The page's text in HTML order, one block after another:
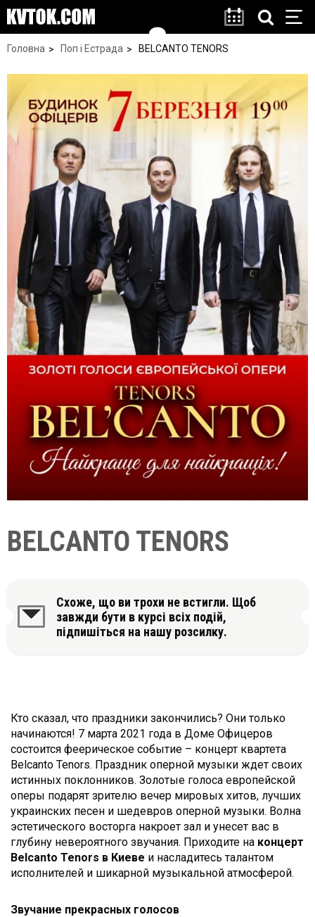
Головна Поп і Естрада BELCANTO TENORS
BELCANTO TENORS
Схоже, що ви трохи не встигли. Щоб
завжди бути в курсі всіх подій,
підпишіться на нашу розсилку.
Кто сказал, что праздники закончились? Они только
начинаются! 7 марта 2021 года в Доме Офицеров
состоится феерическое событие – концерт квартета
Belcanto Tenors. Праздник оперной музыки ждет своих
истинных поклонников. Золотые голоса европейской
оперы подарят зрителю вечер мировых хитов, лучших
украинских песен и шедевров оперной музыки. Волна
эстетического восторга накроет зал и унесет вас в
глубину невероятного звучания. Приходите на концерт
Belcanto Tenors в Киеве и насладитесь талантом
исполнителей и шикарной музыкальной атмосферой.
Звучание прекрасных голосов